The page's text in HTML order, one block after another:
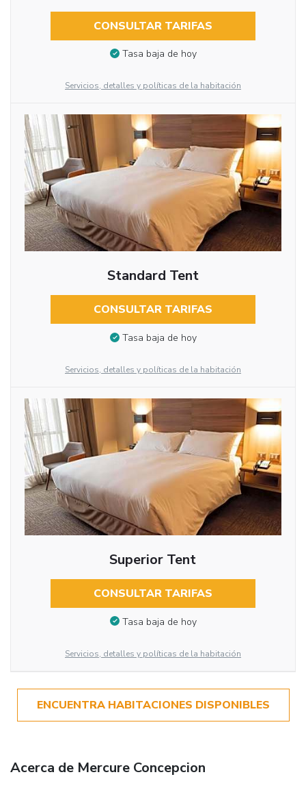
CONSULTAR TARIFAS
Tasa baja de hoy
Servicios, detalles y políticas de la habitación
Standard Tent
CONSULTAR TARIFAS
Tasa baja de hoy
Servicios, detalles y políticas de la habitación
Superior Tent
CONSULTAR TARIFAS
Tasa baja de hoy
Servicios, detalles y políticas de la habitación
ENCUENTRA HABITACIONES DISPONIBLES
Acerca de Mercure Concepcion